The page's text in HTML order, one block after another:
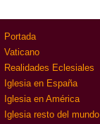
Portada
Vaticano
Realidades Eclesiales
Iglesia en España
Iglesia en América
Iglesia resto del mundo